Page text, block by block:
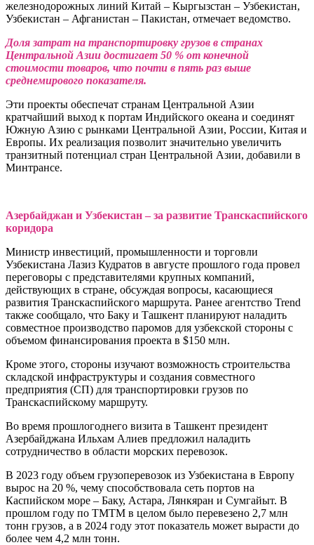
железнодорожных линий Китай – Кыргызстан – Узбекистан,
Узбекистан – Афганистан – Пакистан, отмечает ведомство.
Доля затрат на транспортировку грузов в странах
Центральной Азии достигает 50 % от конечной
стоимости товаров, что почти в пять раз выше
среднемирового показателя.
Эти проекты обеспечат странам Центральной Азии
кратчайший выход к портам Индийского океана и соединят
Южную Азию с рынками Центральной Азии, России, Китая и
Европы. Их реализация позволит значительно увеличить
транзитный потенциал стран Центральной Азии, добавили в
Минтрансе.
Азербайджан и Узбекистан – за развитие Транскаспийского
коридора
Министр инвестиций, промышленности и торговли
Узбекистана Лазиз Кудратов в августе прошлого года провел
переговоры с представителями крупных компаний,
действующих в стране, обсуждая вопросы, касающиеся
развития Транскаспийского маршрута. Ранее агентство Trend
также сообщало, что Баку и Ташкент планируют наладить
совместное производство паромов для узбекской стороны с
объемом финансирования проекта в $150 млн.
Кроме этого, стороны изучают возможность строительства
складской инфраструктуры и создания совместного
предприятия (СП) для транспортировки грузов по
Транскаспийскому маршруту.
Во время прошлогоднего визита в Ташкент президент
Азербайджана Ильхам Алиев предложил наладить
сотрудничество в области морских перевозок.
В 2023 году объем грузоперевозок из Узбекистана в Европу
вырос на 20 %, чему способствовала сеть портов на
Каспийском море – Баку, Астара, Лянкяран и Сумгайыт. В
прошлом году по ТМТМ в целом было перевезено 2,7 млн
тонн грузов, а в 2024 году этот показатель может вырасти до
более чем 4,2 млн тонн.